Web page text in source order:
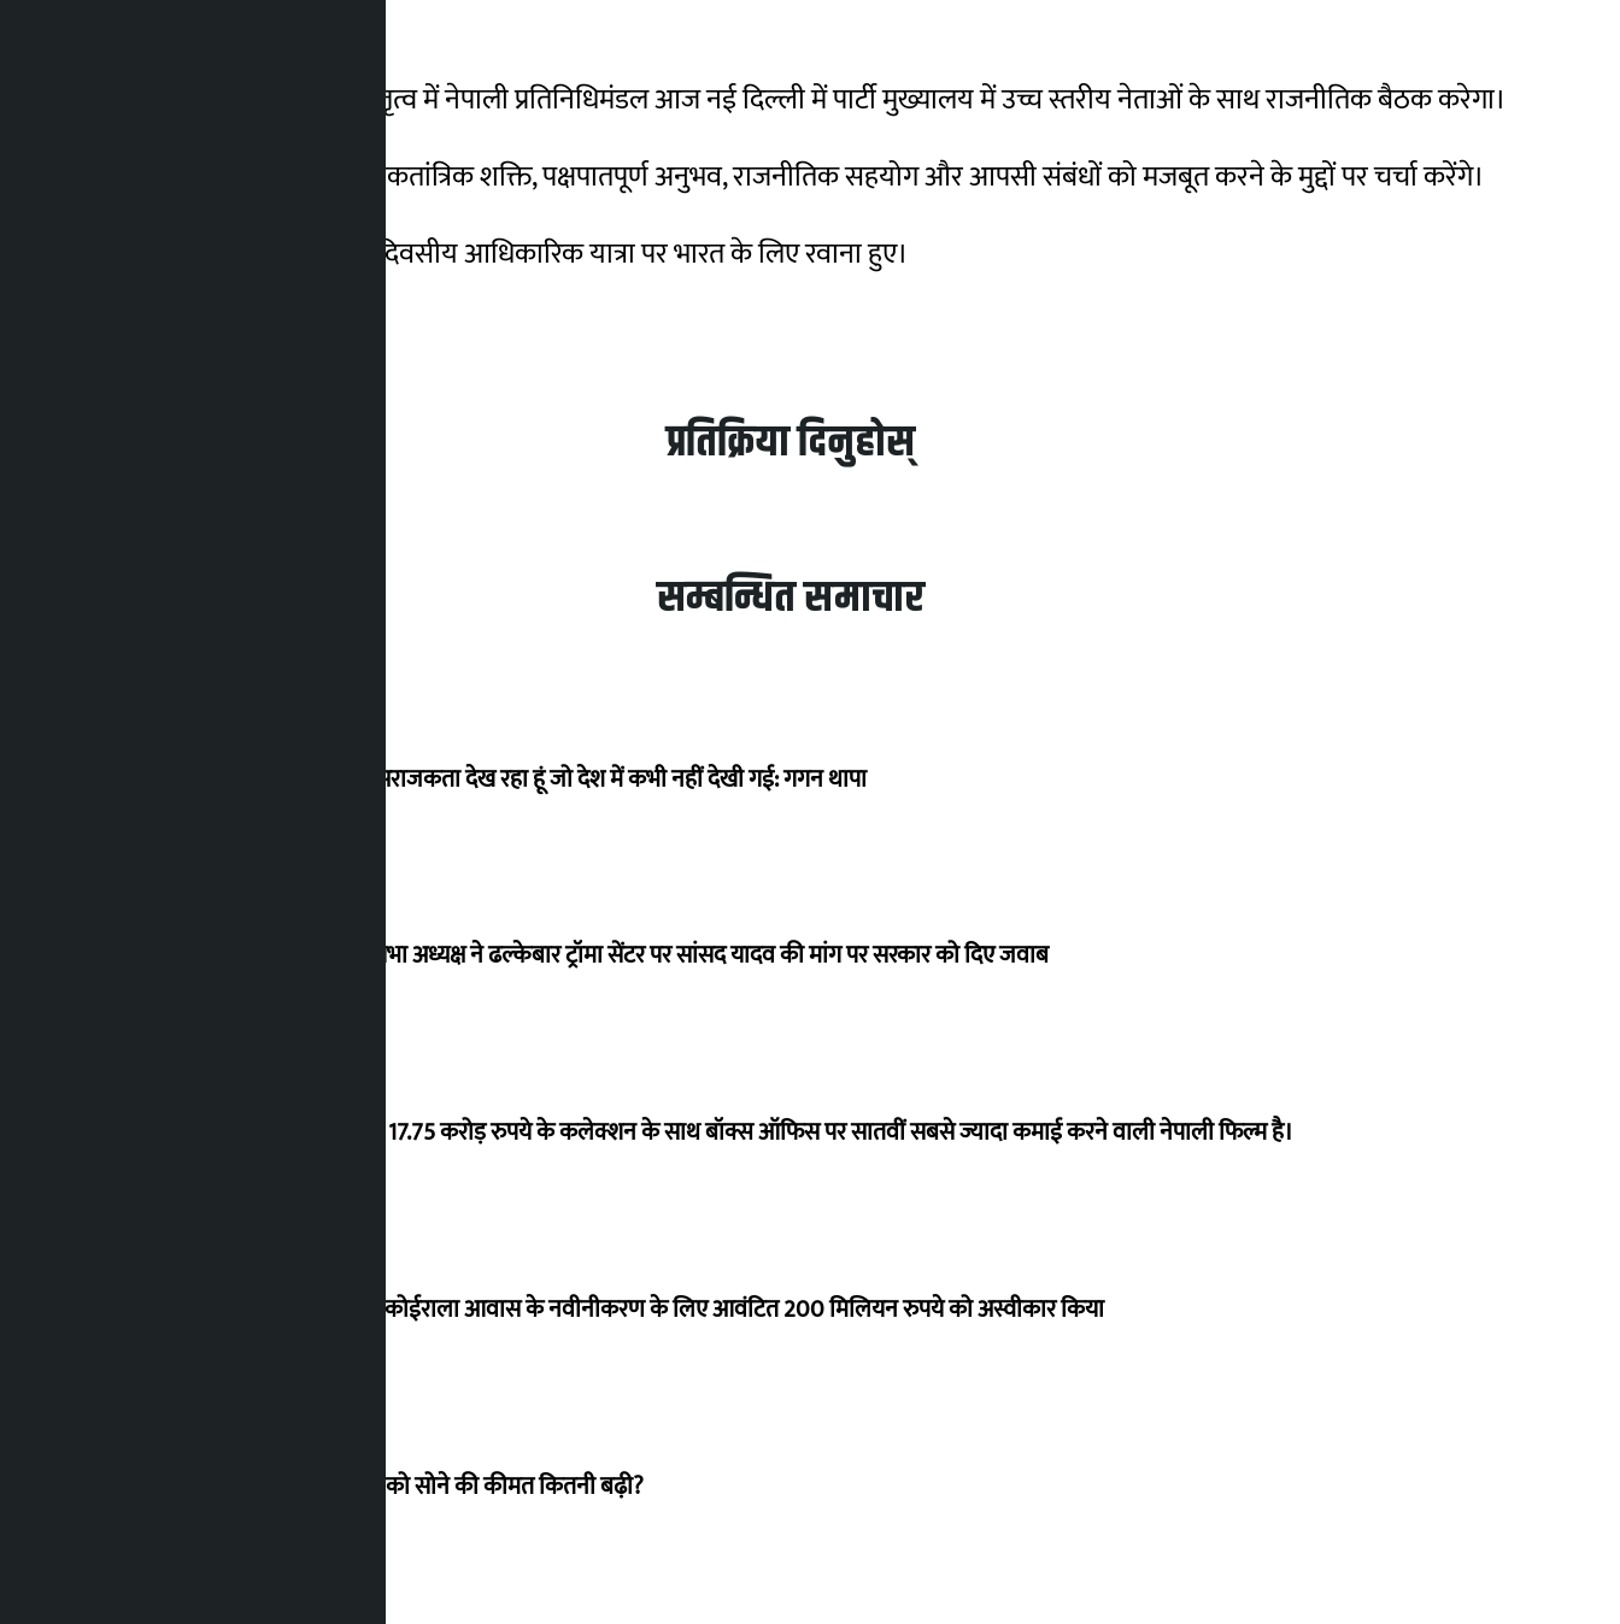
पार्टी अध्यक्ष लामिछाने के नेतृत्व में नेपाली प्रतिनिधिमंडल आज नई दिल्ली में पार्टी मुख्यालय में उच्च स्तरीय नेताओं के साथ राजनीतिक बैठक करेगा।
बैठक के दौरान, दोनों पक्ष लोकतांत्रिक शक्ति, पक्षपातपूर्ण अनुभव, राजनीतिक सहयोग और आपसी संबंधों को मजबूत करने के मुद्दों पर चर्चा करेंगे।
लामिछाने सोमवार को पांच दिवसीय आधिकारिक यात्रा पर भारत के लिए रवाना हुए।
प्रतिक्रिया दिनुहोस्
सम्बन्धित समाचार
मैं ऐसी अराजकता देख रहा हूं जो देश में कभी नहीं देखी गई: गगन थापा
विधानसभा अध्यक्ष ने ढल्केबार ट्रॉमा सेंटर पर सांसद यादव की मांग पर सरकार को दिए जवाब
‘गौंथली’ 17.75 करोड़ रुपये के कलेक्शन के साथ बॉक्स ऑफिस पर सातवीं सबसे ज्यादा कमाई करने वाली नेपाली फिल्म है।
शेखर ने कोईराला आवास के नवीनीकरण के लिए आवंटित 200 मिलियन रुपये को अस्वीकार किया
शुक्रवार को सोने की कीमत कितनी बढ़ी?